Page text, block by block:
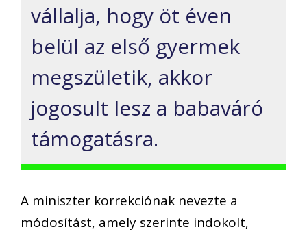
vállalja, hogy öt éven
belül az első gyermek
megszületik, akkor
jogosult lesz a babaváró
támogatásra.
A miniszter korrekciónak nevezte a
módosítást, amely szerinte indokolt,